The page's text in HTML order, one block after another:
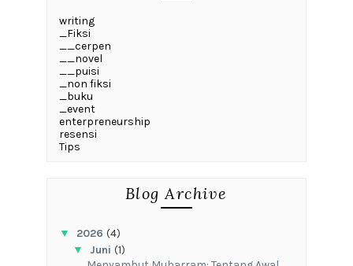
writing
_Fiksi
__cerpen
__novel
__puisi
_non fiksi
_buku
_event
enterpreneurship
resensi
Tips
Blog Archive
▼ 2026 (4)
▼ Juni (1)